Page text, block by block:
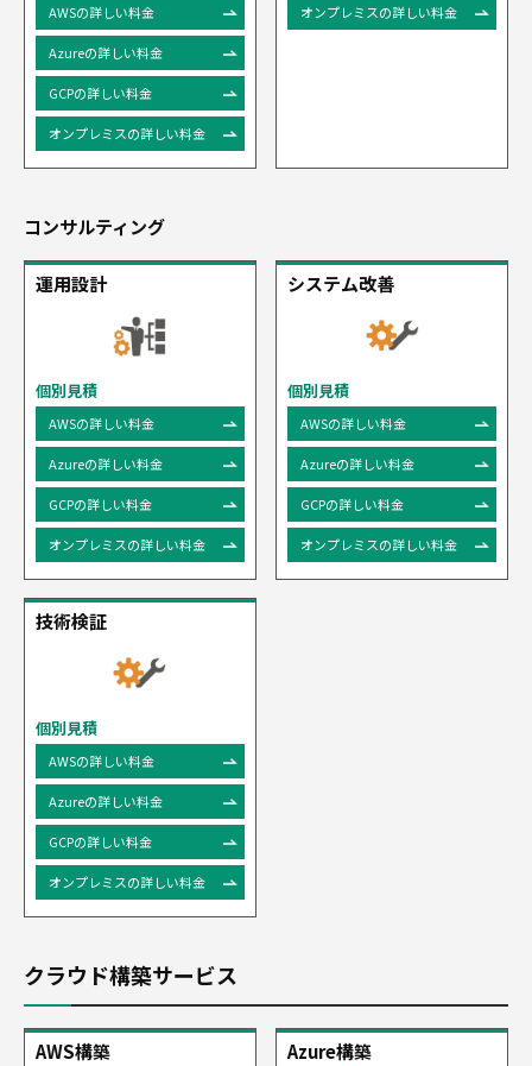
AWSの詳しい料金
Azureの詳しい料金
GCPの詳しい料金
オンプレミスの詳しい料金
オンプレミスの詳しい料金
コンサルティング
運用設計
個別見積
AWSの詳しい料金
Azureの詳しい料金
GCPの詳しい料金
オンプレミスの詳しい料金
システム改善
個別見積
AWSの詳しい料金
Azureの詳しい料金
GCPの詳しい料金
オンプレミスの詳しい料金
技術検証
個別見積
AWSの詳しい料金
Azureの詳しい料金
GCPの詳しい料金
オンプレミスの詳しい料金
クラウド構築サービス
AWS構築 Azure構築